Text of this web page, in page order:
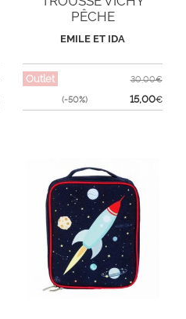
PÊCHE
EMILE ET IDA
Outlet
(-50%)
30,00€
15,00€